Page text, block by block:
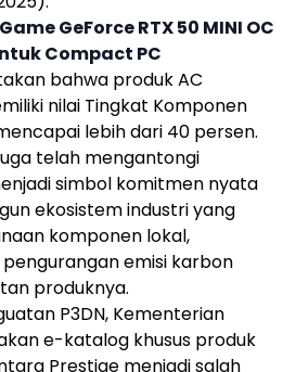
GeForce RTX 50 MINI OC
Compact PC
bahwa produk AC
nilai Tingkat Komponen
lebih dari 40 persen.
telah mengantongi
simbol komitmen nyata
ekosistem industri yang
komponen lokal,
emisi karbon
produknya.
P3DN, Kementerian
e-katalog khusus produk
Prestige menjadi salah